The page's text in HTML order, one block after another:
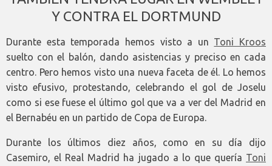
Y CONTRA EL DORTMUND
Durante esta temporada hemos visto a un Toni Kroos
suelto con el balón, dando asistencias y preciso en cada
centro. Pero hemos visto una nueva faceta de él. Lo hemos
visto efusivo, protestando, celebrando el gol de Joselu
como si ese fuese el último gol que va a ver del Madrid en
el Bernabéu en un partido de Copa de Europa.
Durante los últimos diez años, como en su día dijo
Casemiro, el Real Madrid ha jugado a lo que quería Toni